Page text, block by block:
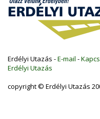
Erdélyi Utazás -E-mail -
Erdélyi Utazás
copyright © Erdélyi Utazás